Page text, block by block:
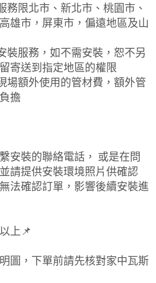
務限北市、新北市、桃園市、
雄市，屏東市，偏遠地區及山
裝服務，如不需安裝，恕不另
寄送到指定地區的權限
場額外使用的管材費，額外管
擔
安裝的聯絡電話， 或是在問
請提供安裝環境照片供確認
法確認訂單，影響後續安裝進
上📌
圖，下單前請先核對家中瓦斯